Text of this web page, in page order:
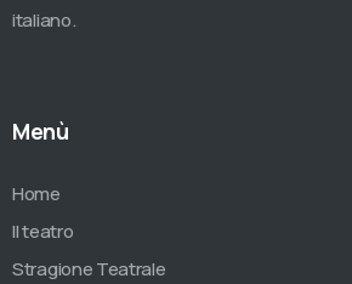
italiano.
Menù
Home
Il teatro
Stragione Teatrale